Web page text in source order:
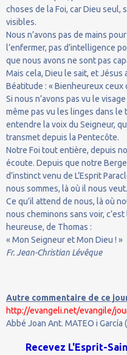
choses de la Foi, car Dieu seul,
visibles.
Nous n’avons pas de mains
l’enfermer, pas d’intelligence
que nous avons ne sont pas
Mais cela, Dieu le sait, et
Béatitude : « Bienheureux ceux
Si nous n’avons pas vu le
même pas vu les linges dans le
entendre la voix du Seigneur,
transmet depuis la Pentecôte.
Notre Foi tout entière, depuis
écoute. Depuis que notre
d’instinct venu de L’Esprit
nous sommes, là où il nous veut.
Ce qu’il attend de nous, là où
nous cheminons sans voir,
heureuse, de Thomas :
« Mon Seigneur et Mon Dieu ! »
Fr. Jean-Christian Lévêque
Autre commentaire de ce
http://evangeli.net/evangile/
Abbé Joan Ant. MATEO i García
Recevez L'Esprit-